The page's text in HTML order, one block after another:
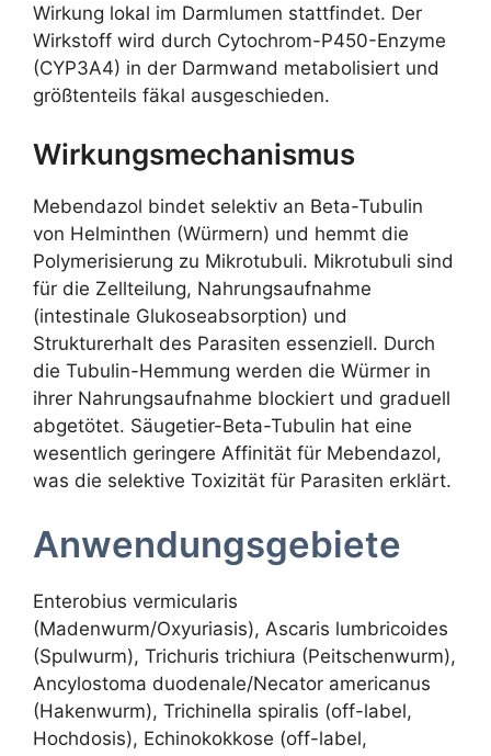
Wirkung lokal im Darmlumen stattfindet. Der
Wirkstoff wird durch Cytochrom-P450-Enzyme
(CYP3A4) in der Darmwand metabolisiert und
größtenteils fäkal ausgeschieden.
Wirkungsmechanismus
Mebendazol bindet selektiv an Beta-Tubulin
von Helminthen (Würmern) und hemmt die
Polymerisierung zu Mikrotubuli. Mikrotubuli sind
für die Zellteilung, Nahrungsaufnahme
(intestinale Glukoseabsorption) und
Strukturerhalt des Parasiten essenziell. Durch
die Tubulin-Hemmung werden die Würmer in
ihrer Nahrungsaufnahme blockiert und graduell
abgetötet. Säugetier-Beta-Tubulin hat eine
wesentlich geringere Affinität für Mebendazol,
was die selektive Toxizität für Parasiten erklärt.
Anwendungsgebiete
Enterobius vermicularis
(Madenwurm/Oxyuriasis), Ascaris lumbricoides
(Spulwurm), Trichuris trichiura (Peitschenwurm),
Ancylostoma duodenale/Necator americanus
(Hakenwurm), Trichinella spiralis (off-label,
Hochdosis), Echinokokkose (off-label,